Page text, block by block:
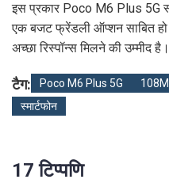
इस प्रकार Poco M6 Plus 5G
एक बजट फ्रेंडली ऑप्शन साबित
अच्छा रिस्पॉन्स मिलने की उम्‍मीद है।
टैग: Poco M6 Plus 5G
स्मार्टफोन
17 टिप्पणि